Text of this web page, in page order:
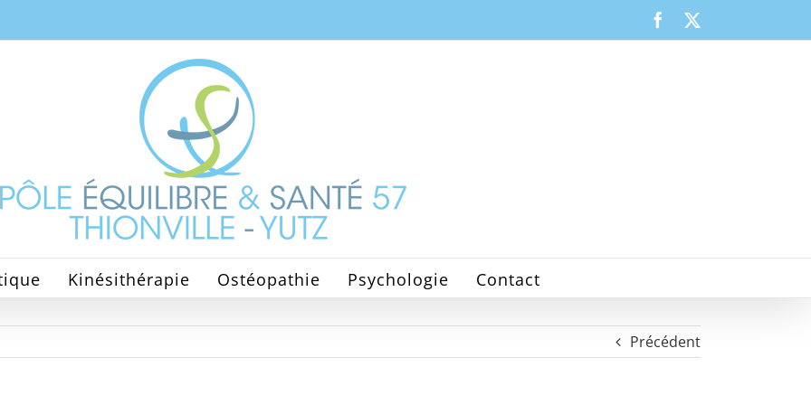
Facebook
Kinésithérapie Ostéopathie Psychologie Contact
Précédent